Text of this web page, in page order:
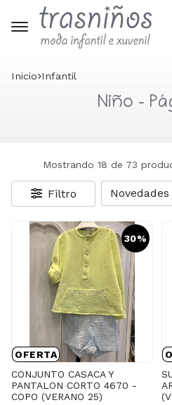
Inicio infantil
Niño -
Mostrando 18 de 73
Filtro
30%
OFERTA
CONJUNTO CASACA Y
PANTALON CORTO 4670 -
COPO (VERANO 25)